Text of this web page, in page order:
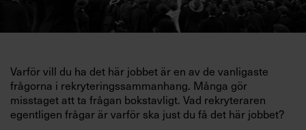
Prenumerera
Varför vill du ha det här jobbet är en av de vanligaste
frågorna i rekryteringssammanhang. Många gör
misstaget att ta frågan bokstavligt. Vad rekryteraren
egentligen frågar är varför ska just du få det här jobbet?